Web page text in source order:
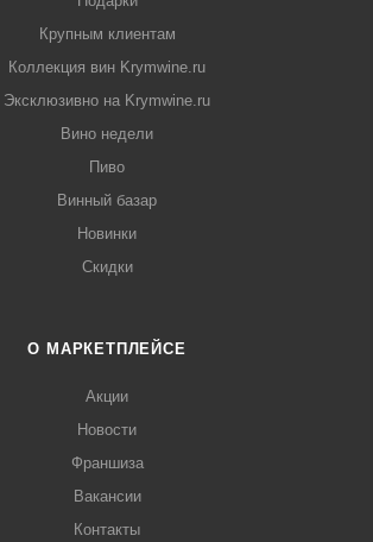
Крупным клиентам
Коллекция вин Krymwine.ru
Эксклюзивно на Krymwine.ru
Вино недели
Пиво
Винный базар
Новинки
Скидки
О МАРКЕТПЛЕЙСЕ
Акции
Новости
Франшиза
Вакансии
Контакты